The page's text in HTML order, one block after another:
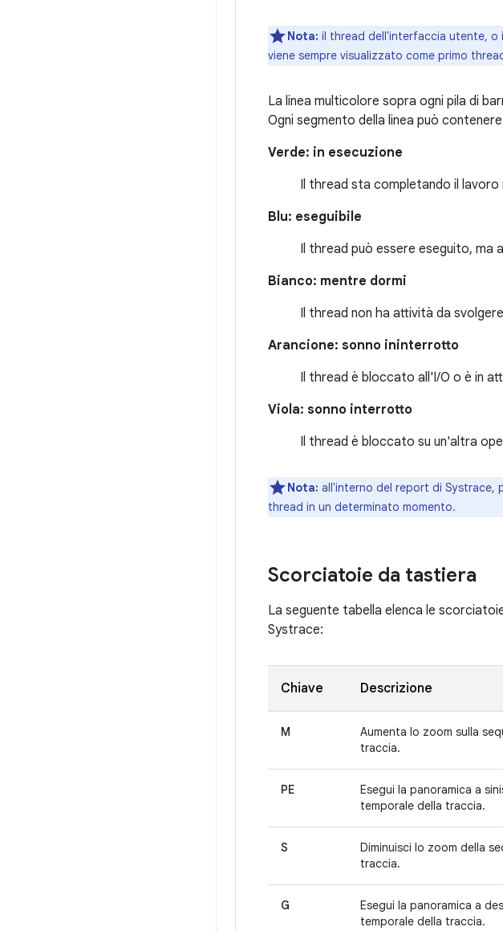
Nota: il thread dell'interfaccia utente, o
viene sempre visualizzato come primo
La linea multicolore sopra ogni pila di
Ogni segmento della linea può
Verde: in esecuzione
Il thread sta completando il
Blu: eseguibile
Il thread può essere eseguito, ma
Bianco: mentre dormi
Il thread non ha attività da
Arancione: sonno ininterrotto
Il thread è bloccato all'I/O o è in
Viola: sonno interrotto
Il thread è bloccato su un'altra
Nota: all'interno del report di Systrace,
thread in un determinato momento.
Scorciatoie da tastiera
La seguente tabella elenca le
Systrace:
Chiave Descrizione
M
Aumenta lo zoom sulla
traccia.
PE
Esegui la panoramica a
temporale della traccia.
S
Diminuisci lo zoom della
traccia.
G
Esegui la panoramica a
temporale della traccia.